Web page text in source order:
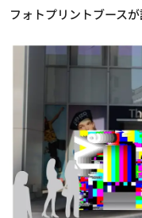
フォトプリントブースが